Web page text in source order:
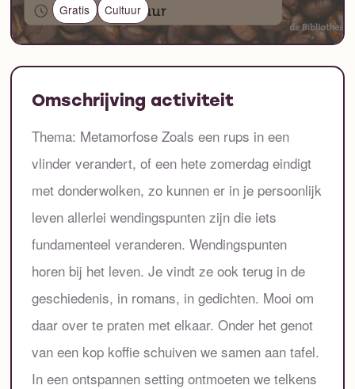
Gratis Cultuur
Omschrijving activiteit
Thema: Metamorfose Zoals een rups in een
vlinder verandert, of een hete zomerdag eindigt
met donderwolken, zo kunnen er in je persoonlijk
leven allerlei wendingspunten zijn die iets
fundamenteel veranderen. Wendingspunten
horen bij het leven. Je vindt ze ook terug in de
geschiedenis, in romans, in gedichten. Mooi om
daar over te praten met elkaar. Onder het genot
van een kop koffie schuiven we samen aan tafel.
In een ontspannen setting ontmoeten we telkens